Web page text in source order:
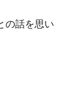
の話を思い